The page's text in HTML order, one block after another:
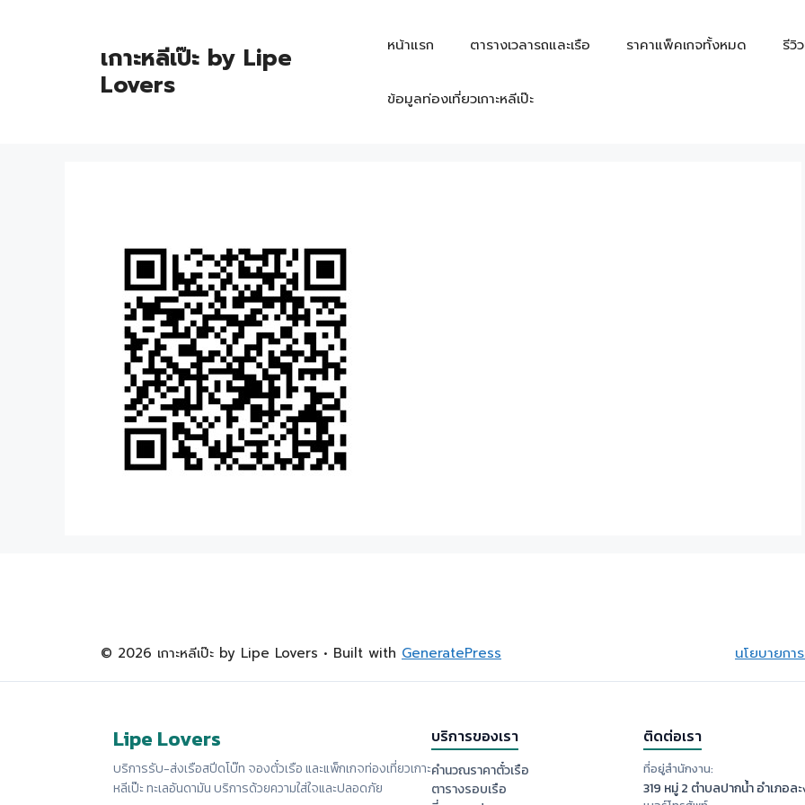
เกาะหลีเป๊ะ by Lipe
Lovers
หน้าแรก ตารางเวลารถและเรือ ราคาแพ็คเกจทั้งหมด รีวิ
ข้อมูลท่องเที่ยวเกาะหลีเป๊ะ
นโยบายกา
© 2026 เกาะหลีเป๊ะ by Lipe Lovers • Built with GeneratePress
Lipe Lovers
บริการรับ-ส่งเรือสปีดโบ๊ท จองตั๋วเรือ และแพ็กเกจท่องเที่ยวเกาะ
หลีเป๊ะ ทะเลอันดามัน บริการด้วยความใส่ใจและปลอดภัย
บริการของเรา
คำนวณราคาตั๋วเรือ
ตารางรอบเรือ
ติดต่อเรา
ที่อยู่สำนักงาน:
319 หมู่ 2 ตำบลปากน้ำ อำเภอล